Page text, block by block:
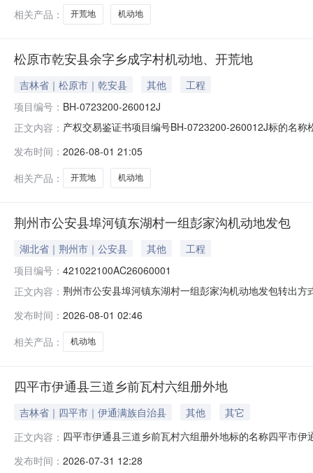
相关产品：
开荒地 机动地
松原市乾安县余字乡成字村机动地、开荒地
吉林省｜松原市｜乾安县 其他
工程
项目编号： BH-0723200-260012J
正文内容： 产权交易鉴证书项目编号BH-0723200-260012J标的名
核结论依据有关法律法规及相关规定，经审核，各方交
发布时间： 2026-08-01 21:05
相关产品：
开荒地 机动地
荆州市公安县埠河镇东湖村一组彭家沟机动地发包
湖北省｜荆州市｜公安县 其他
工程
项目编号： 421022100AC26060001
正文内容： 荆州市公安县埠河镇东湖村一组彭家沟机动地发包转出
间：2026-07-31交易结果公示结束时间：2026-08-03基
发布时间： 2026-08-01 02:46
相关产品：
机动地
四平市伊通县三道乡前瓦村六组册外地
吉林省｜四平市｜伊通满族自治县 其他
其它
正文内容： 四平市伊通县三道乡前瓦村六组册外地标的名称四平市
地块类型东至西至南至北至1宋香仁0.0前瓦村集体经济
发布时间： 2026-07-31 12:28